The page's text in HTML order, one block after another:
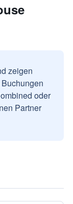
zeigen
oder
Partner